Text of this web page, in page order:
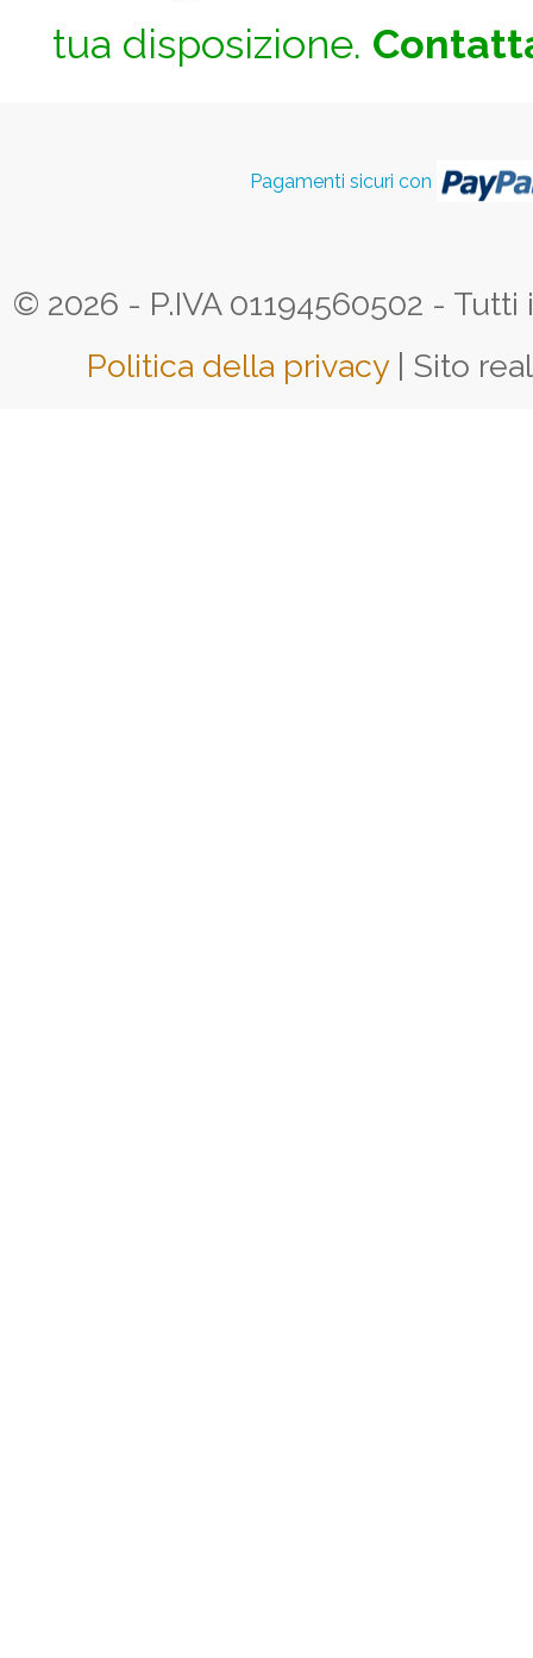
tua disposizione.
Pagamenti sicuri con
© 2026 - P.IVA 01194560502 -
Politica della privacy | Sito